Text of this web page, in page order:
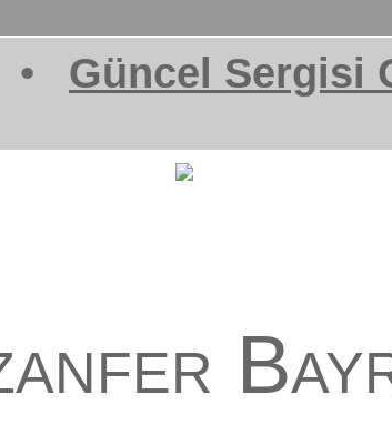
• Güncel Sergisi